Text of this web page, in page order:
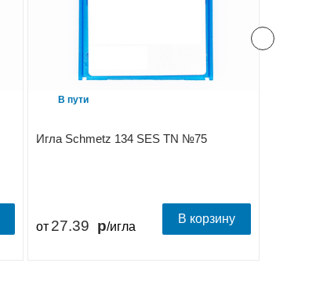
Игла Schmetz 134 SES TN №75
В пути
от 27.39 /игла
В корзину